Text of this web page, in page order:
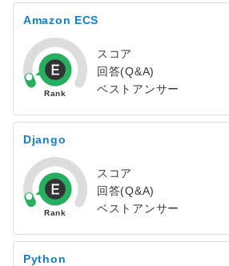
Amazon ECS
スコア
回答(Q&A)
ベストアンサー
Django
スコア
回答(Q&A)
ベストアンサー
Python